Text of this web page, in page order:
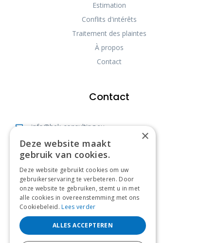
Estimation
Conflits d'intérêts
Traitement des plaintes
À propos
Contact
Contact
info@bek-consulting.eu
Vianestraat 40, 1742 Ternat
Bureau: +32 477 83 41 86
Expert: +32 470 10 23 99
BE0568869861
×
Deze website maakt
gebruik van cookies.
Deze website gebruikt cookies om uw
gebruikerservaring te verbeteren. Door
onze website te gebruiken, stemt u in met
alle cookies in overeenstemming met ons
Cookiebeleid. Lees verder
ALLES ACCEPTEREN